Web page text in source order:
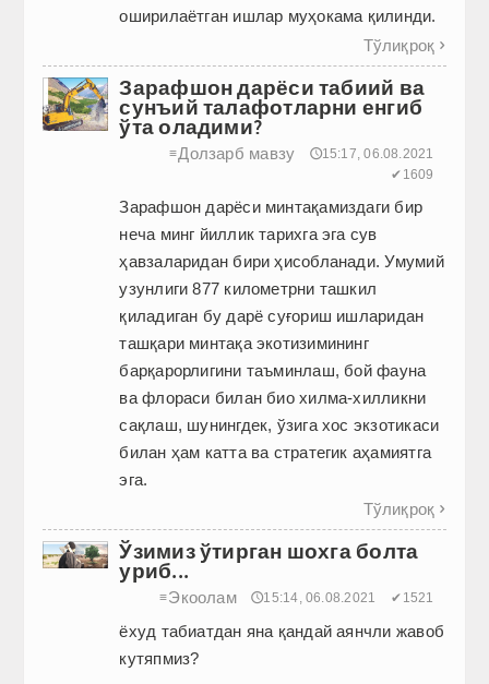
оширилаётган ишлар муҳокама қилинди.
Тўлиқроқ 
Зарафшон дарёси табиий ва
сунъий талафотларни енгиб
ўта оладими?
≡Долзарб мавзу
🕔15:17, 06.08.2021
✔1609
Зарафшон дарёси минтақамиздаги бир
неча минг йиллик тарихга эга сув
ҳавзаларидан бири ҳисобланади. Умумий
узунлиги 877 километрни ташкил
қиладиган бу дарё суғориш ишларидан
ташқари минтақа экотизимининг
барқарорлигини таъминлаш, бой фауна
ва флораси билан био хилма-хилликни
сақлаш, шунингдек, ўзига хос экзотикаси
билан ҳам катта ва стратегик аҳамиятга
эга.
Тўлиқроқ 
Ўзимиз ўтирган шохга болта
уриб...
≡Экоолам 🕔15:14, 06.08.2021 ✔1521
ёхуд табиатдан яна қандай аянчли жавоб
кутяпмиз?